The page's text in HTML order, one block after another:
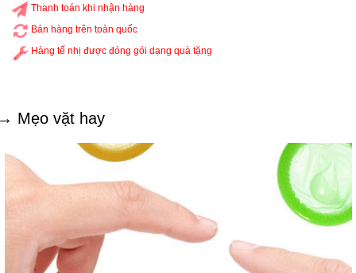
Thanh toán khi nhận hàng
Bán hàng trên toàn quốc
Hàng tế nhị được đóng gói dạng quà tặng
Mẹo vặt hay